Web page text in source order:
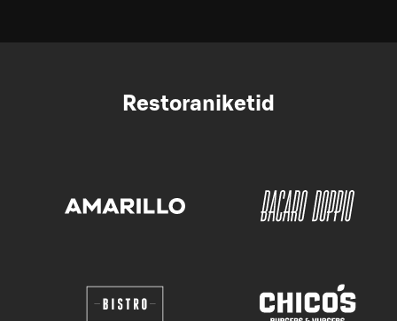
Restoraniketid